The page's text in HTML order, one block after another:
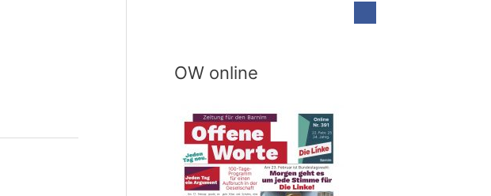
OW online